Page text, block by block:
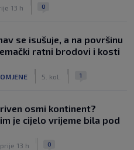
13 h 0
se isušuje, a na površinu
ratni brodovi i kosti
5. kol. 1
osmi kontinent?
je cijelo vrijeme bila pod
prije 13 h 0